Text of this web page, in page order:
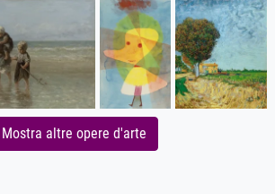
Mostra altre opere d'arte